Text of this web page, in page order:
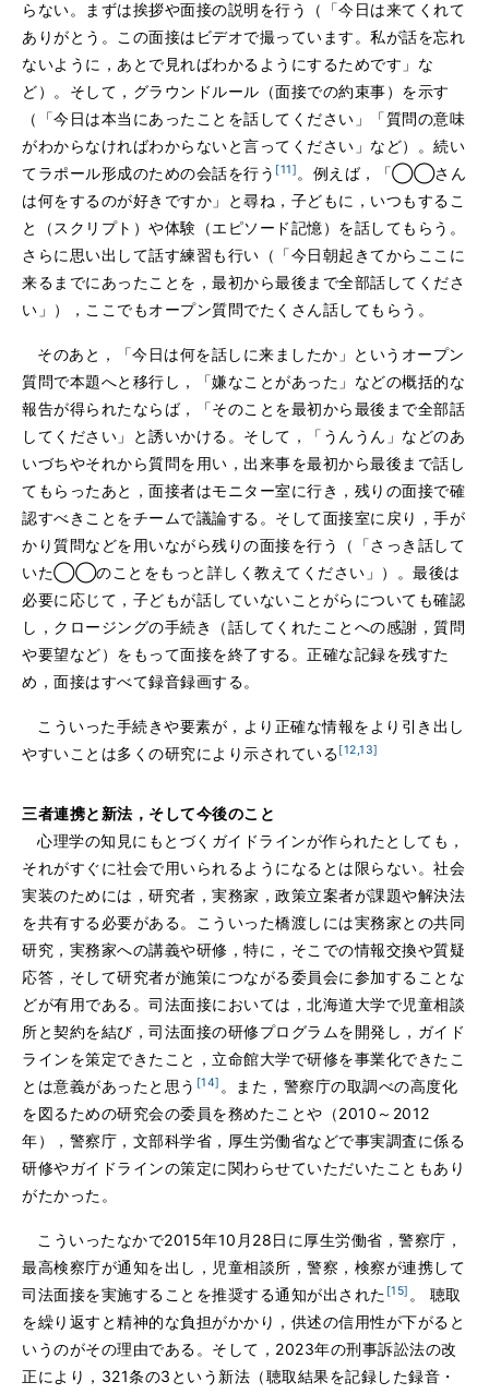
らない。まずは挨拶や面接の説明を行う（「今日は来てくれて
ありがとう。この面接はビデオで撮っています。私が話を忘れ
ないように，あとで見ればわかるようにするためです」な
ど）。そして，グラウンドルール（面接での約束事）を示す
（「今日は本当にあったことを話してください」「質問の意味
がわからなければわからないと言ってください」など）。続い
てラポール形成のための会話を行う [11] 。例えば，「◯◯さん
は何をするのが好きですか」と尋ね，子どもに，いつもするこ
と（スクリプト）や体験（エピソード記憶）を話してもらう。
さらに思い出して話す練習も行い（「今日朝起きてからここに
来るまでにあったことを，最初から最後まで全部話してくださ
い」），ここでもオープン質問でたくさん話してもらう。
そのあと，「今日は何を話しに来ましたか」というオープン
質問で本題へと移行し，「嫌なことがあった」などの概括的な
報告が得られたならば，「そのことを最初から最後まで全部話
してください」と誘いかける。そして，「うんうん」などのあ
いづちやそれから質問を用い，出来事を最初から最後まで話し
てもらったあと，面接者はモニター室に行き，残りの面接で確
認すべきことをチームで議論する。そして面接室に戻り，手が
かり質問などを用いながら残りの面接を行う（「さっき話して
いた◯◯のことをもっと詳しく教えてください」）。最後は
必要に応じて，子どもが話していないことがらについても確認
し，クロージングの手続き（話してくれたことへの感謝，質問
や要望など）をもって面接を終了する。正確な記録を残すた
め，面接はすべて録音録画する。
こういった手続きや要素が，より正確な情報をより引き出し
やすいことは多くの研究により示されている[12,13]
三者連携と新法，そして今後のこと
心理学の知見にもとづくガイドラインが作られたとしても，
それがすぐに社会で用いられるようになるとは限らない。社会
実装のためには，研究者，実務家，政策立案者が課題や解決法
を共有する必要がある。こういった橋渡しには実務家との共同
研究，実務家への講義や研修，特に，そこでの情報交換や質疑
応答，そして研究者が施策につながる委員会に参加することな
どが有用である。司法面接においては，北海道大学で児童相談
所と契約を結び，司法面接の研修プログラムを開発し，ガイド
ラインを策定できたこと，立命館大学で研修を事業化できたこ
とは意義があったと思う [14] 。また，警察庁の取調べの高度化
を図るための研究会の委員を務めたことや（2010～2012
年），警察庁，文部科学省，厚生労働省などで事実調査に係る
研修やガイドラインの策定に関わらせていただいたこともあり
がたかった。
こういったなかで2015年10月28日に厚生労働省，警察庁，
最高検察庁が通知を出し，児童相談所，警察，検察が連携して
司法面接を実施することを推奨する通知が出された [15] 。 聴取
を繰り返すと精神的な負担がかかり，供述の信用性が下がると
いうのがその理由である。そして，2023年の刑事訴訟法の改
正により，321条の3という新法（聴取結果を記録した録音・